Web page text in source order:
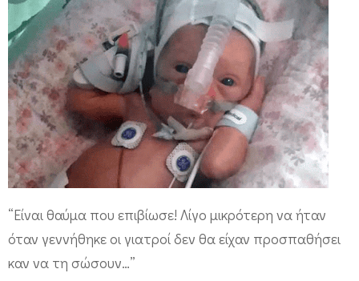
σ
τ
η
ζ
ω
ή
σ
ε
σ
α
κ
“Είναι θαύμα που επιβίωσε! Λίγο μικρότερη να ήταν
όταν γεννήθηκε οι γιατροί δεν θα είχαν προσπαθήσει
καν να τη σώσουν…”